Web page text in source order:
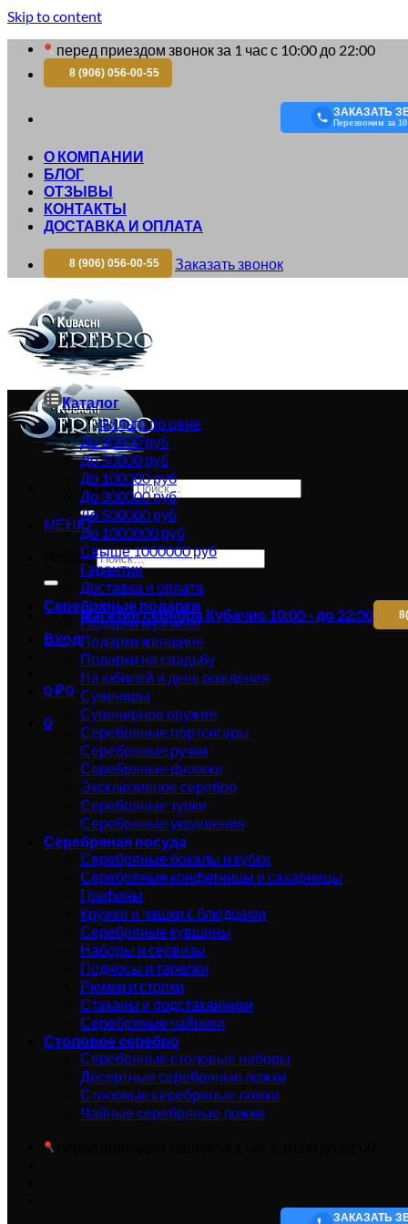
Skip to content
перед приездом звонок за 1 час с 10:00 до 22:00
8 (906) 056-00-55
ЗАКАЗАТЬ
Перезвоним за
О КОМПАНИИ
БЛОГ
ОТЗЫВЫ
КОНТАКТЫ
ДОСТАВКА И ОПЛАТА
8 (906) 056-00-55 Заказать звонок
Искать:
МЕНЮ
Искать:
Магазин серебра Кубачис 10:00 - до 22:00
Вход
0₽0
0
Каталог
Фильтр по цене
До 30000 руб
До 50000 руб
До 100000 руб
До 300000 руб
До 500000 руб
До 1000000 руб
Свыше 1000000 руб
Гарантии
Доставка и оплата
Серебряные подарки
Подарки мужчине
Подарки женщине
Подарки на свадьбу
На юбилей и день рождения
Сувениры
Сувенирное оружие
Серебряные портсигары
Серебряные ручки
Серебряные фляжки
Эксклюзивное серебро
Серебряные турки
Серебряные украшения
Серебряная посуда
Серебряные бокалы и кубки
Серебряные конфетницы и сахарницы
Графины
Кружки и чашки с блюдцами
Серебряные кувшины
Наборы и сервизы
Подносы и тарелки
Рюмки и стопки
Стаканы и подстаканники
Серебряные чайники
Столовое серебро
Серебряные столовые наборы
Десертные серебряные ложки
Столовые серебряные ложки
Чайные серебряные ложки
ЗАКАЗАТЬ